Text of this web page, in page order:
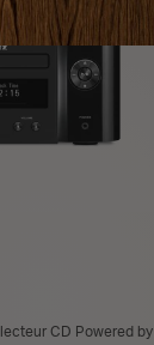
CD Powered by